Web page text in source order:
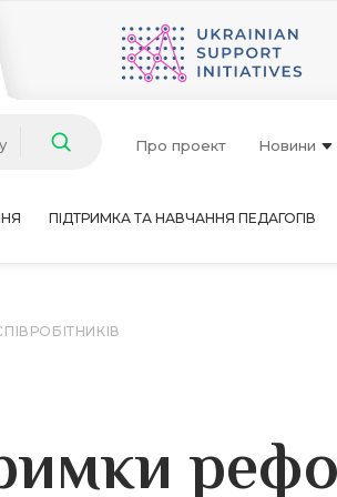
Про проект Новини
ПІДТРИМКА ТА НАВЧАННЯ ПЕДАГОГІВ